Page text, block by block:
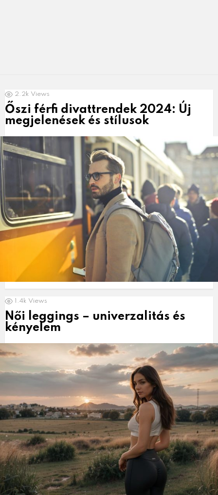
LATEST
NEWS
2.2k Views
Őszi férfi divattrendek 2024: Új
megjelenések és stílusok
1.4k Views
Női leggings – univerzalitás és
kényelem